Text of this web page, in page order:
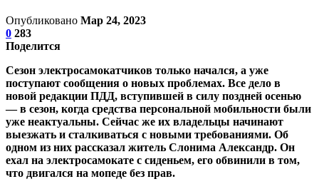
Опубликовано Мар 24, 2023
0 283
Поделится
Сезон электросамокатчиков только начался, а уже
поступают сообщения о новых проблемах. Все дело в
новой редакции ПДД, вступившей в силу поздней осенью
— в сезон, когда средства персональной мобильности были
уже неактуальны. Сейчас же их владельцы начинают
выезжать и сталкиваться с новыми требованиями. Об
одном из них рассказал житель Слонима Александр. Он
ехал на электросамокате с сиденьем, его обвинили в том,
что двигался на мопеде без прав.